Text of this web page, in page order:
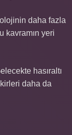
daha fazla
kavramın yeri
hasıraltı
daha da